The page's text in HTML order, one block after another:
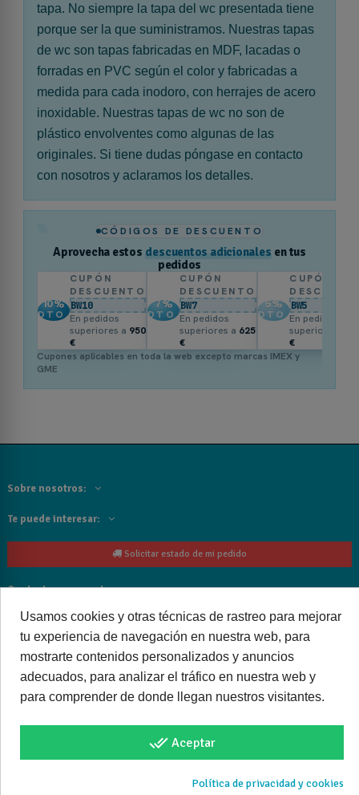
tapa. No siempre la tapa del wc presentada tiene
porque ser la que suministramos. Nuestras tapas
de wc son tapas fabricadas en MDF, lacadas o
forradas en PVC según el color y fabricadas a
medida para cada inodoro, con herrajes de acero
inoxidable. Nuestras tapas de wc no son de
plástico envolventes como algunas de las
originales. Si tiene dudas póngase en contacto
con nosotros y aclaramos los detalles.
CÓDIGOS DE DESCUENTO
Aprovecha estos descuentos adicionales en tus
pedidos
10%
DTO.
CUPÓN
DESCUENTO
BW10
En pedidos
superiores a 950
€
7%
DTO.
CUPÓN
DESCUENTO
BW7
En pedidos
superiores a 625
€
5%
DTO.
CUPÓN
BW5
En pedidos
superiores a
€
Cupones aplicables en toda la web excepto marcas IMEX y
GME
Sobre nosotros:
Te puede interesar:
Solicitar estado de mi pedido
Contacta con nosotros:
Siguenos
Cancelar o devolver un pedido
Copyright © 2025 bañoweb- Todos los derechos reservados
Usamos cookies y otras técnicas de rastreo para mejorar
tu experiencia de navegación en nuestra web, para
mostrarte contenidos personalizados y anuncios
adecuados, para analizar el tráfico en nuestra web y
para comprender de donde llegan nuestros visitantes.
done_all Aceptar
Política de privacidad y cookies